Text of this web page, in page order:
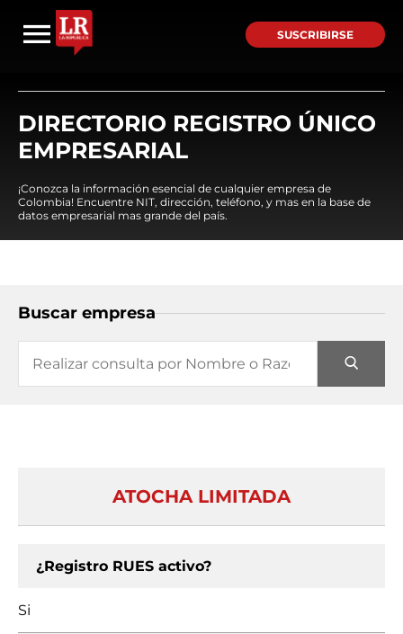
SUSCRIBIRSE
DIRECTORIO REGISTRO ÚNICO
EMPRESARIAL
¡Conozca la información esencial de cualquier empresa de
Colombia! Encuentre NIT, dirección, teléfono, y mas en la base de
datos empresarial mas grande del país.
Buscar empresa
ATOCHA LIMITADA
¿Registro RUES activo?
Si